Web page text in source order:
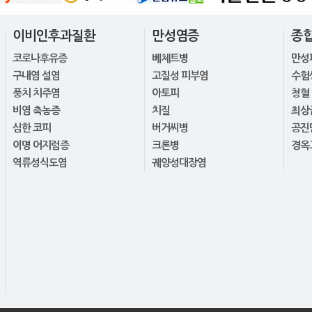
이비인후과질환
코로나후유증
구내염 설염
풍치 치주염
비염 축농증
심한 코피
이명 어지럼증
역류성식도염
만성염증
베체트병
고질성 피부염
아토피
치질
버거씨병
크론병
궤양성대장염
종
만성
수험
청혈
최상
공진
경옥